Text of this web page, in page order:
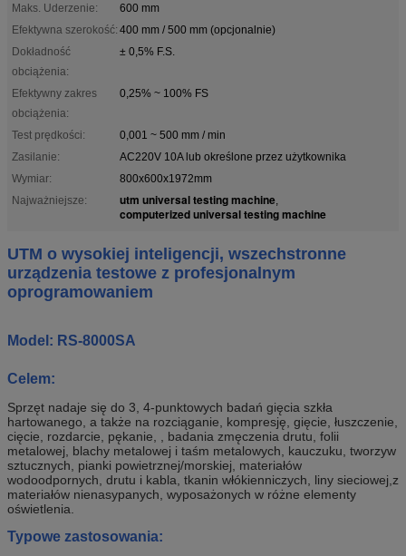
Maks. Uderzenie:
600 mm
Efektywna szerokość: 400 mm / 500 mm (opcjonalnie)
Dokładność
obciążenia:
± 0,5% F.S.
Efektywny zakres
obciążenia:
0,25% ~ 100% FS
Test prędkości:
0,001 ~ 500 mm / min
Zasilanie:
AC220V 10A lub określone przez użytkownika
Wymiar:
800x600x1972mm
Najważniejsze:
utm universal testing machine,
computerized universal testing machine
UTM o wysokiej inteligencji, wszechstronne
urządzenia testowe z profesjonalnym
oprogramowaniem
Model: RS-8000SA
Celem:
Sprzęt nadaje się do 3, 4-punktowych badań gięcia szkła
hartowanego, a także na rozciąganie, kompresję, gięcie, łuszczenie,
cięcie, rozdarcie, pękanie, , badania zmęczenia drutu, folii
metalowej, blachy metalowej i taśm metalowych, kauczuku, tworzyw
sztucznych, pianki powietrznej/morskiej, materiałów
wodoodpornych, drutu i kabla, tkanin włókienniczych, liny sieciowej,z
materiałów nienasypanych, wyposażonych w różne elementy
oświetlenia.
Typowe zastosowania: